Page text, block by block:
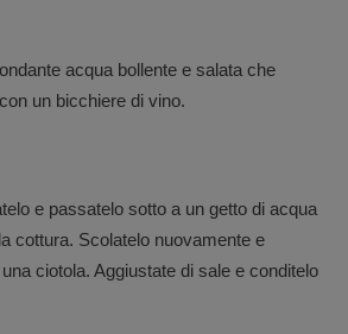
acqua bollente e salata che
un bicchiere di vino.
e passatelo sotto a un getto di acqua
cottura. Scolatelo nuovamente e
ciotola. Aggiustate di sale e conditelo